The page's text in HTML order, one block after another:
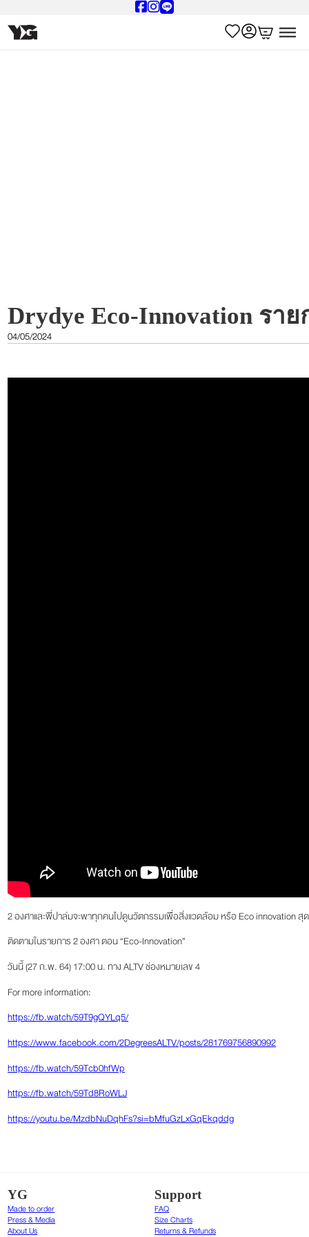
Drydye Eco-Innovation รา
04/05/2024
2 องศาและพี่ปาล์มจะพาทุกคนไปดูนวัตกรรมเพื่อสิ่งแวดล้อม หรือ Eco innovation สุ
ติดตามในรายการ 2 องศา ตอน “Eco-Innovation”
วันนี้ (27 ก.พ. 64) 17:00 น. ทาง ALTV ช่องหมายเลข 4
For more information:
https://fb.watch/59T9gQYLq5/
https://www.facebook.com/2DegreesALTV/posts/281769756890992
https://fb.watch/59Tcb0hfWp
https://fb.watch/59Td8RoWLJ
https://youtu.be/MzdbNuDqhFs?si=bMfuGzLxGqEkqddg
YG
Made to order
Press & Media
About Us
Support
FAQ
Size Charts
Returns & Refunds